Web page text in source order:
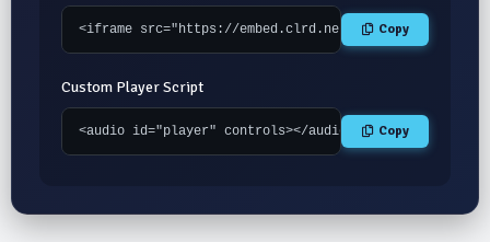
<iframe src="https://embed.clrd.net/player/019d9c3c-
Copy
Custom Player Script
<audio id="player" controls></audio> <script
Copy